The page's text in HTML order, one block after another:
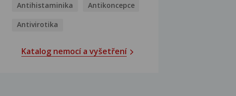
Antihistaminika Antikoncepce
Antivirotika
Katalog nemocí a vyšetření